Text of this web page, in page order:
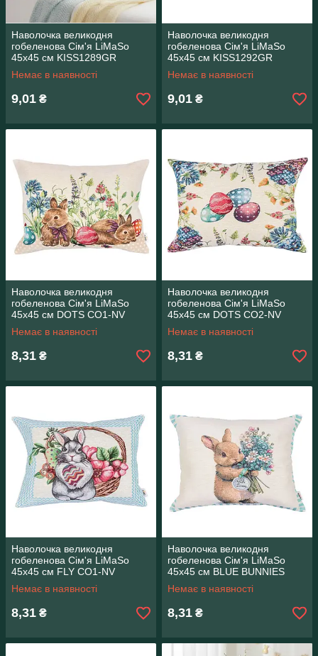
Наволочка великодня
гобеленова Сім'я LiMaSo
45х45 см KISS1289GR
Немає в наявності
9,01 ₴
Наволочка великодня
гобеленова Сім'я LiMaSo
45х45 см KISS1292GR
Немає в наявності
9,01 ₴
Наволочка великодня
гобеленова Сім'я LiMaSo
45х45 см DOTS CO1-NV
Немає в наявності
8,31 ₴
Наволочка великодня
гобеленова Сім'я LiMaSo
45х45 см DOTS CO2-NV
Немає в наявності
8,31 ₴
Наволочка великодня
гобеленова Сім'я LiMaSo
45х45 см FLY CO1-NV
Немає в наявності
8,31 ₴
Наволочка великодня
гобеленова Сім'я LiMaSo
45х45 см BLUE BUNNIES
CO2-NV
Немає в наявності
8,31 ₴